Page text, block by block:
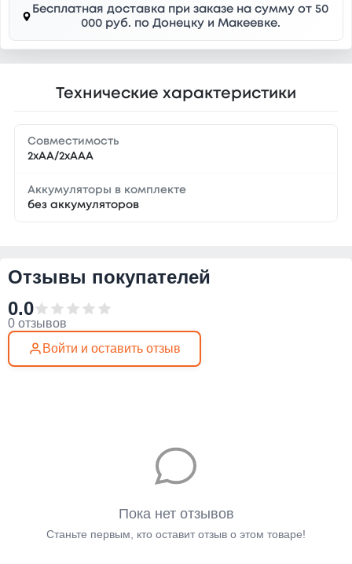
Бесплатная доставка при заказе на сумму от 50
000 руб. по Донецку и Макеевке.
Технические характеристики
Совместимость
2xAA/2xAAA
Аккумуляторы в комплекте
без аккумуляторов
Отзывы покупателей
0.0
0 отзывов
Войти и оставить отзыв
Пока нет отзывов
Станьте первым, кто оставит отзыв о этом товаре!